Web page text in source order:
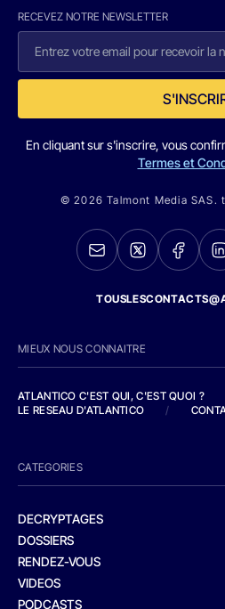
RECEVEZ NOTRE NEWSLETTER
En cliquant sur s'inscrire, vous
Termes et
© 2026 Talmont Media SAS.
MIEUX NOUS CONNAITRE
ATLANTICO C'EST QUI, C'EST QUOI ?
LE RESEAU D'ATLANTICO
/
CATEGORIES
DECRYPTAGES
DOSSIERS
RENDEZ-VOUS
VIDEOS
PODCASTS